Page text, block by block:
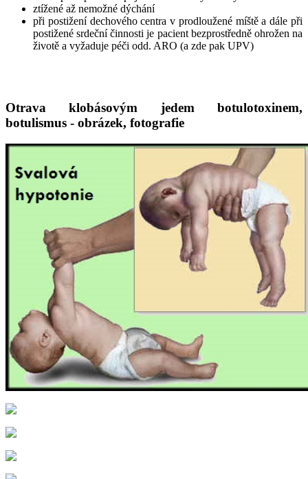
ztížené až nemožné dýchání
při postižení dechového centra v prodloužené míště a dále při
postižené srdeční činnosti je pacient bezprostředně ohrožen na
životě a vyžaduje péči odd. ARO (a zde pak UPV)
Otrava klobásovým jedem botulotoxinem,
botulismus - obrázek, fotografie